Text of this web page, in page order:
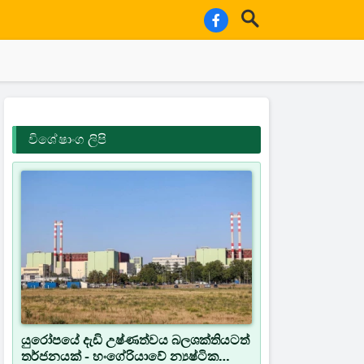
විශේෂාංග ලිපි
යුරෝපයේ දැඩි උෂ්ණත්වය බලශක්තියටත්
තර්ජනයක් - හංගේරියාවේ න්‍යෂ්ටික